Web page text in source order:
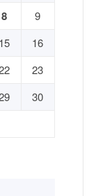
8
9
15
16
23
30